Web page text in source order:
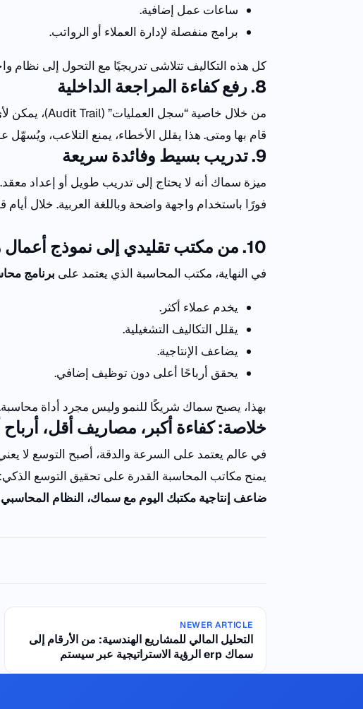
ساعات عمل إضافية.
برامج منفصلة لإدارة العملاء أو الرواتب.
كل هذه التكاليف تتلاشى تدريجيًا مع التحول إلى نظام
8. رفع كفاءة المراجعة الداخلية
من خلال خاصية “سجل العمليات” (Audit Trail)، يمكن
قام بها ومتى. هذا يقلل الأخطاء، يمنع التلاعب، ويُسهّل
9. تدريب بسيط وفائدة سريعة
ميزة سماك أنه لا يحتاج إلى تدريب طويل أو إعداد معقد.
فورًا باستخدام واجهة واضحة وباللغة العربية. خلال أيام
10. من مكتب تقليدي إلى نموذج أعمال
في النهاية، مكتب المحاسبة الذي يعتمد على برنامج
يخدم عملاء أكثر.
يقلل التكاليف التشغيلية.
يضاعف الإنتاجية.
يحقق أرباحًا أعلى دون توظيف إضافي.
بهذا، يصبح سماك شريكًا للنمو وليس مجرد أداة محاسبة
خلاصة:كفاءة أكبر ، مصاريف أقل، أرباح
في عالم يعتمد على السرعة والدقة، أصبح التوسع لا
يمنح مكاتب المحاسبة القدرة على تحقيق التوسع الذكي:
ضاعف إنتاجية مكتبك اليوم مع سماك، النظام المحاسبي
NEWER ARTICLE
التحليل المالي للمشاريع الهندسية: من الأرقام إلى
الرؤية الاستراتيجية عبر سيستم erp سماك